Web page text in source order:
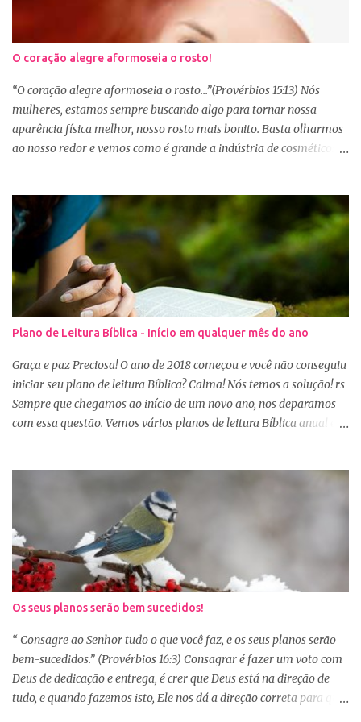
O coração alegre aformoseia o rosto!
“O coração alegre aformoseia o rosto...”(Provérbios 15:13) Nós
mulheres, estamos sempre buscando algo para tornar nossa
aparência física melhor, nosso rosto mais bonito. Basta olharmos
ao nosso redor e vemos como é grande a indústria de cosméticos e
se maquiar e testam produtos. Não é errado gostar de se cuidar e
buscar conhecimento de como ficar mais bonita e atraente. Eu
também gosto de maquiagem e dicas de beleza, no entanto,
precisamos cuidar primeiramente da nossa beleza interior. A
verdade é que, muitas de nós buscamos de forma desenfreada
ficarmos mais bonitas por fora tentando nos afirmar, e mostrar
que temos algum valor, porque nossos corações estão cheios de
amargura e traumas causados por situações que vivenciamos. O
Sábio rei Salomão nós dá uma dica de beleza no livro de
Provérbios dizendo que o coração alegre aformoseia o rosto. A
alegr...
Plano de Leitura Bíblica - Início em qualquer mês do ano
Graça e paz Preciosa! O ano de 2018 começou e você não conseguiu
iniciar seu plano de leitura Bíblica? Calma! Nós temos a solução! rs
Sempre que chegamos ao início de um novo ano, nos deparamos
com essa questão. Vemos vários planos de leitura Bíblica anual e
janeiro, principalmente as mulheres que muitas vezes recebem os
familiares em casa e precisam preparar várias coisas, ou então
aquela viagem de férias, e os dias se passaram e você não iniciou
sua leitura. E quando pegamos um plano de leitura Bíblica que
começa no dia primeiro de janeiro e percebemos que já estamos
no dia 20, desanimamos e acabamos deixando para o próximo
ano e assim vai... Outra situação que desanima é iniciar lendo
vários capítulos por dia, muitas até conseguem iniciar no dia
primeiro de janeiro, mas como não estão acostumas com a leitura
e também com a dificuldade de entendi...
Os seus planos serão bem sucedidos!
“ Consagre ao Senhor tudo o que você faz, e os seus planos serão
bem-sucedidos.” (Provérbios 16:3) Consagrar é fazer um voto com
Deus de dedicação e entrega, é crer que Deus está na direção de
tudo, e quando fazemos isto, Ele nos dá a direção correta para que